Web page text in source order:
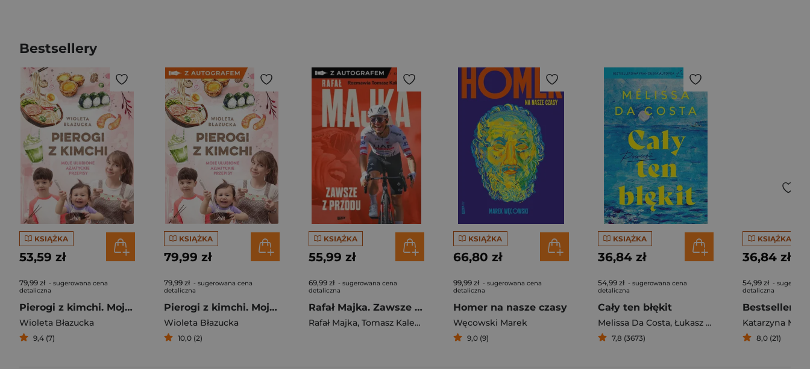
Bestsellery
KSIĄŻKA
53,59 zł
79,99 zł - sugerowana cena
detaliczna
Pierogi z kimchi. Moje ulubione azjatyckie przepisy
Wioleta Błazucka
9,4 (7)
KSIĄŻKA
79,99 zł
79,99 zł - sugerowana cena
detaliczna
Pierogi z kimchi. Moje ulubione azjatyckie przepisy - książka z autografem
Wioleta Błazucka
10,0 (2)
KSIĄŻKA
55,99 zł
69,99 zł - sugerowana cena
detaliczna
Rafał Majka. Zawsze z przodu. Rozmawia Tomasz Kalemba - książka z autografem
Rafał Majka, Tomasz Kalemba
KSIĄŻKA
66,80 zł
99,99 zł - sugerowana cena
detaliczna
Homer na nasze czasy
Węcowski Marek
9,0 (9)
KSIĄŻKA
36,84 zł
54,99 zł - sugerowana cena
detaliczna
Cały ten błękit
Melissa Da Costa, Łukasz Müller
7,8 (3673)
KSIĄŻKA
36,84 zł
54,99 zł -
detaliczna
Bestseller.
Katarzyna
8,0 (21)